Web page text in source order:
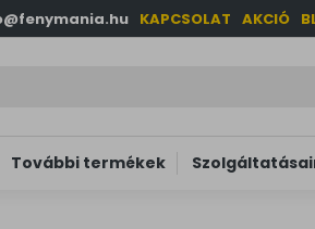
KAPCSOLAT AKCIÓ
További termékek